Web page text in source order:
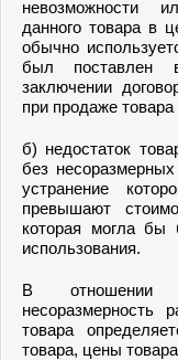
невозможности
данного товара в
обычно
был поставлен
заключении
при продаже
б) недостаток
без
устранение
превышают
которая могла бы
использования.
В отношении
несоразмерность
товара
товара, цены